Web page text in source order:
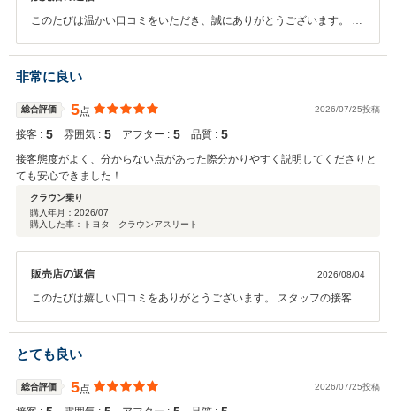
このたびは温かい口コミをいただき、誠にありがとうございます。 査
様のことまでお任せいただけるとのお言葉をいただき、スタッフ一同
光栄に感じております。 今後もご夫婦で安心してご利用いただけるよ
しくお願いいたします。
非常に良い
総合評価 5点 2026/07/25投稿
接客 : 5 雰囲気 : 5 アフター : 5 品質 : 5
接客態度がよく、分からない点があった際分かりやすく説明してくださりと
ても安心できました！
クラウン乗り
購入年月： 2026/07
購入した車：トヨタ クラウンアスリート
販売店の返信 2026/08/04
このたびは嬉しい口コミをありがとうございます。 スタッフの接客や
びを進めていただけたとのことは、私たちにとって何よりの励みで
す。 これからも分かりやすいご説明と丁寧な対応を心がけ、お客様に
安心してご利用いただけるよう努めてまいります。
とても良い
総合評価 5点 2026/07/25投稿